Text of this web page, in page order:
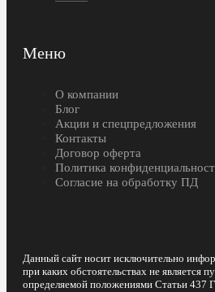
Меню
О компании
Блог
Акции и спецпредложения
Контакты
Договор оферта
Политика
Согласие на обработку ПД
Данный сайт носит исключительно
при каких обстоятельствах не является
определяемой положениями Статьи 437